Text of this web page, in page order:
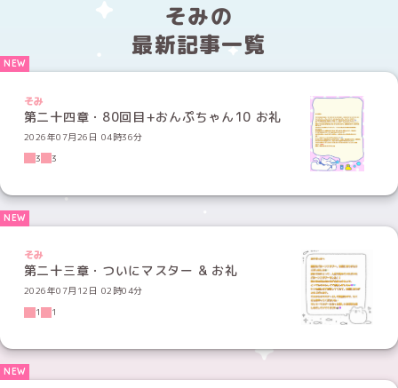
そみの
最新記事一覧
そみ
第二十四章・80回目+おんぷちゃん10 お礼
2026年07月26日 04時36分
3
3
そみ
第二十三章・ついにマスター & お礼
2026年07月12日 02時04分
1
1